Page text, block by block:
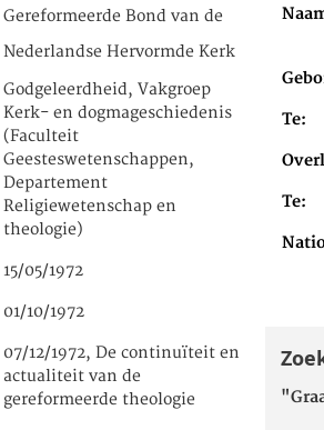
Gereformeerde Bond van de
Nederlandse Hervormde Kerk
Godgeleerdheid, Vakgroep
Kerk- en dogmageschiedenis
(Faculteit
Geesteswetenschappen,
Departement
Religiewetenschap en
theologie)
15/05/1972
01/10/1972
07/12/1972, De continuïteit en
actualiteit van de
gereformeerde theologie
Te
Te